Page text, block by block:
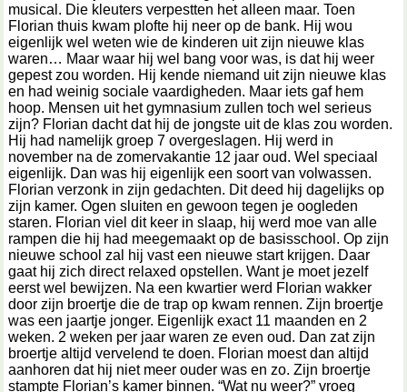
musical. Die kleuters verpestten het alleen maar. Toen
Florian thuis kwam plofte hij neer op de bank. Hij wou
eigenlijk wel weten wie de kinderen uit zijn nieuwe klas
waren… Maar waar hij wel bang voor was, is dat hij weer
gepest zou worden. Hij kende niemand uit zijn nieuwe klas
en had weinig sociale vaardigheden. Maar iets gaf hem
hoop. Mensen uit het gymnasium zullen toch wel serieus
zijn? Florian dacht dat hij de jongste uit de klas zou worden.
Hij had namelijk groep 7 overgeslagen. Hij werd in
november na de zomervakantie 12 jaar oud. Wel speciaal
eigenlijk. Dan was hij eigenlijk een soort van volwassen.
Florian verzonk in zijn gedachten. Dit deed hij dagelijks op
zijn kamer. Ogen sluiten en gewoon tegen je oogleden
staren. Florian viel dit keer in slaap, hij werd moe van alle
rampen die hij had meegemaakt op de basisschool. Op zijn
nieuwe school zal hij vast een nieuwe start krijgen. Daar
gaat hij zich direct relaxed opstellen. Want je moet jezelf
eerst wel bewijzen. Na een kwartier werd Florian wakker
door zijn broertje die de trap op kwam rennen. Zijn broertje
was een jaartje jonger. Eigenlijk exact 11 maanden en 2
weken. 2 weken per jaar waren ze even oud. Dan zat zijn
broertje altijd vervelend te doen. Florian moest dan altijd
aanhoren dat hij niet meer ouder was en zo. Zijn broertje
stampte Florian’s kamer binnen. “Wat nu weer?” vroeg